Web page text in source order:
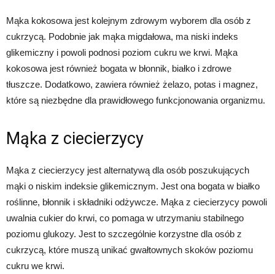
Mąka kokosowa jest kolejnym zdrowym wyborem dla osób z
cukrzycą. Podobnie jak mąka migdałowa, ma niski indeks
glikemiczny i powoli podnosi poziom cukru we krwi. Mąka
kokosowa jest również bogata w błonnik, białko i zdrowe
tłuszcze. Dodatkowo, zawiera również żelazo, potas i magnez,
które są niezbędne dla prawidłowego funkcjonowania organizmu.
Mąka z ciecierzycy
Mąka z ciecierzycy jest alternatywą dla osób poszukujących
mąki o niskim indeksie glikemicznym. Jest ona bogata w białko
roślinne, błonnik i składniki odżywcze. Mąka z ciecierzycy powoli
uwalnia cukier do krwi, co pomaga w utrzymaniu stabilnego
poziomu glukozy. Jest to szczególnie korzystne dla osób z
cukrzycą, które muszą unikać gwałtownych skoków poziomu
cukru we krwi.